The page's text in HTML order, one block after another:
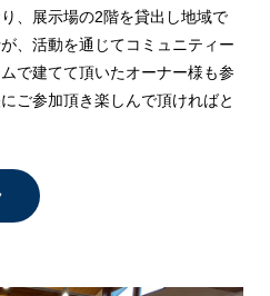
、展示場の2階を貸出し地域で
、活動を通じてコミュニティー
で建てて頂いたオーナー様も参
ご参加頂き楽しんで頂ければと